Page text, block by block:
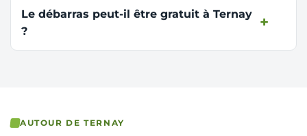
Le débarras peut-il être gratuit à Ternay
?
AUTOUR DE TERNAY